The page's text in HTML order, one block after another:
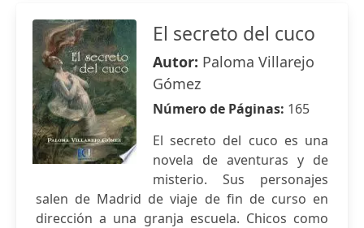
El secreto del cuco
Autor: Paloma Villarejo
Gómez
Número de Páginas: 165
El secreto del cuco es una
novela de aventuras y de
misterio. Sus personajes
salen de Madrid de viaje de fin de curso en
dirección a una granja escuela. Chicos como